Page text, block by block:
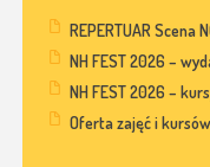
REPERTUAR Scena
NH FEST 2026 –
NH FEST 2026 –
Oferta zajęć i